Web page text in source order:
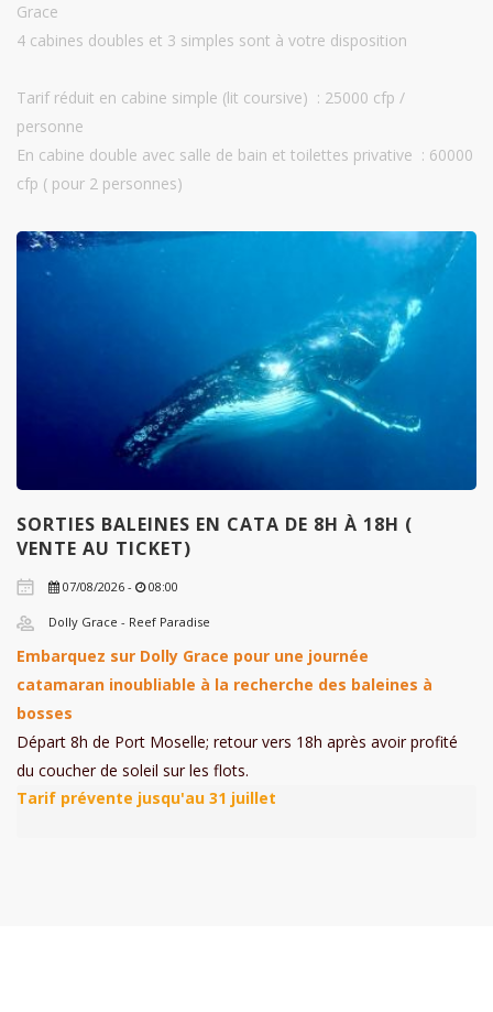
Grace
4 cabines doubles et 3 simples sont à votre disposition
Tarif réduit en cabine simple (lit coursive) : 25000 cfp /
personne
En cabine double avec salle de bain et toilettes privative : 60000
cfp ( pour 2 personnes)
SORTIES BALEINES EN CATA DE 8H À 18H (
VENTE AU TICKET)
07/08/2026 - 08:00
Dolly Grace - Reef Paradise
Embarquez sur Dolly Grace pour une journée
catamaran inoubliable à la recherche des baleines à
bosses
Départ 8h de Port Moselle; retour vers 18h après avoir profité
du coucher de soleil sur les flots.